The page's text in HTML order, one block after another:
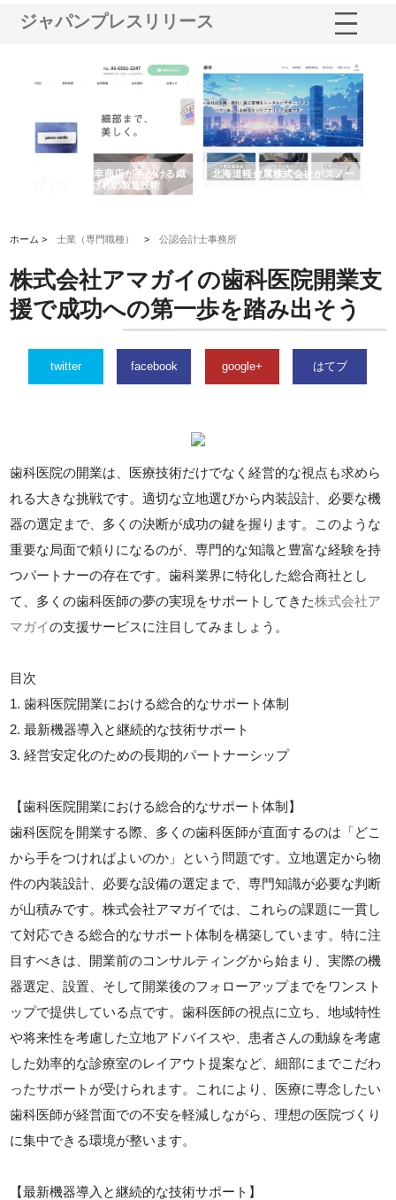
ジャパンプレスリリース
有限会社松幸商店が手がける織
ネームと下げ札の製造技術
北海道軽金属株式会社がスノー
ホーム >士業（専門職種） >公認会計士事務所
株式会社アマガイの歯科医院開業支
援で成功への第一歩を踏み出そう
twitter facebook google+ はてブ
歯科医院の開業は、医療技術だけでなく経営的な視点も求めら
れる大きな挑戦です。適切な立地選びから内装設計、必要な機
器の選定まで、多くの決断が成功の鍵を握ります。このような
重要な局面で頼りになるのが、専門的な知識と豊富な経験を持
つパートナーの存在です。歯科業界に特化した総合商社とし
て、多くの歯科医師の夢の実現をサポートしてきた株式会社ア
マガイの支援サービスに注目してみましょう。
目次
1. 歯科医院開業における総合的なサポート体制
2. 最新機器導入と継続的な技術サポート
3. 経営安定化のための長期的パートナーシップ
【歯科医院開業における総合的なサポート体制】
歯科医院を開業する際、多くの歯科医師が直面するのは「どこ
から手をつければよいのか」という問題です。立地選定から物
件の内装設計、必要な設備の選定まで、専門知識が必要な判断
が山積みです。株式会社アマガイでは、これらの課題に一貫し
て対応できる総合的なサポート体制を構築しています。特に注
目すべきは、開業前のコンサルティングから始まり、実際の機
器選定、設置、そして開業後のフォローアップまでをワンスト
ップで提供している点です。歯科医師の視点に立ち、地域特性
や将来性を考慮した立地アドバイスや、患者さんの動線を考慮
した効率的な診療室のレイアウト提案など、細部にまでこだわ
ったサポートが受けられます。これにより、医療に専念したい
歯科医師が経営面での不安を軽減しながら、理想の医院づくり
に集中できる環境が整います。
【最新機器導入と継続的な技術サポート】